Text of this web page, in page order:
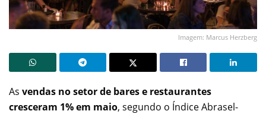
Imagem: Marcus Herzberg
As vendas no setor de bares e restaurantes
cresceram 1% em maio, segundo o Índice Abrasel-